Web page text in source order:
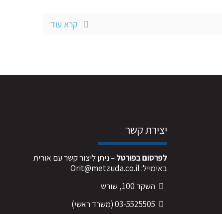
קרא עוד
יצירת קשר
לפרסום בפורטל– ניתן ליצור קשר עם אורית
באימייל:Orit@metzuda.co.il
השקד 100, שורש
03-5525505(משרד ראשי)